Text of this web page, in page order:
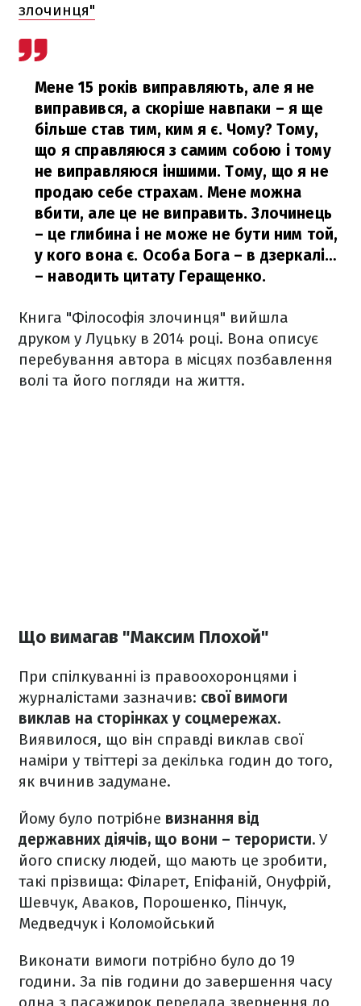
злочинця"
Мене 15 років виправляють, але я не
виправився, а скоріше навпаки – я ще
більше став тим, ким я є. Чому? Тому,
що я справляюся з самим собою і тому
не виправляюся іншими. Тому, що я не
продаю себе страхам. Мене можна
вбити, але це не виправить. Злочинець
– це глибина і не може не бути ним той,
у кого вона є. Особа Бога – в дзеркалі…
– наводить цитату Геращенко.
Книга "Філософія злочинця" вийшла
друком у Луцьку в 2014 році. Вона описує
перебування автора в місцях позбавлення
волі та його погляди на життя.
Що вимагав "Максим Плохой"
При спілкуванні із правоохоронцями і
журналістами зазначив: свої вимоги
виклав на сторінках у соцмережах.
Виявилося, що він справді виклав свої
наміри у твіттері за декілька годин до того,
як вчинив задумане.
Йому було потрібне визнання від
державних діячів, що вони – терористи. У
його списку людей, що мають це зробити,
такі прізвища: Філарет, Епіфаній, Онуфрій,
Шевчук, Аваков, Порошенко, Пінчук,
Медведчук і Коломойський
Виконати вимоги потрібно було до 19
години. За пів години до завершення часу
одна з пасажирок передала звернення до